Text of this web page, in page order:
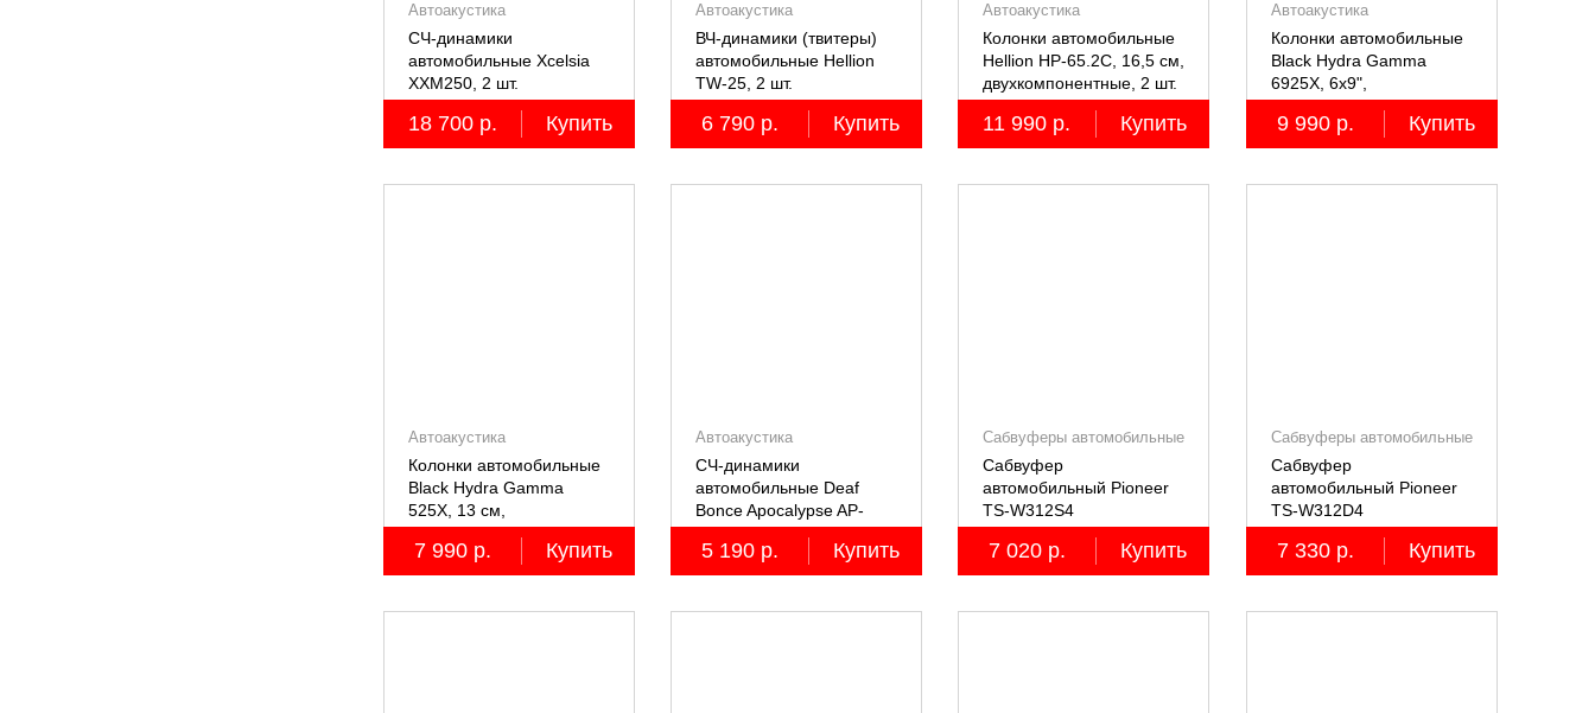
Автоакустика
СЧ-динамики
автомобильные Xcelsia
XXM250, 2 шт.
18 700 р. Купить
Автоакустика
ВЧ-динамики (твитеры)
автомобильные Hellion
TW-25, 2 шт.
6 790 р. Купить
Автоакустика
Колонки автомобильные
Hellion HP-65.2С, 16,5 см,
двухкомпонентные, 2 шт.
11 990 р. Купить
Автоакустика
Колонки автомобильные
Black Hydra Gamma
6925X, 6х9",
коаксиальные
двухполосные, 2 шт.
9 990 р. Купить
Автоакустика
Колонки автомобильные
Black Hydra Gamma
525X, 13 см,
коаксиальные
двухполосные, 2 шт.
7 990 р. Купить
Автоакустика
СЧ-динамики
автомобильные Deaf
Bonce Apocalypse AP-
M61SE PRO
5 190 р. Купить
Сабвуферы автомобильные
Сабвуфер
автомобильный Pioneer
TS-W312S4
7 020 р. Купить
Сабвуферы автомобильные
Сабвуфер
автомобильный Pioneer
TS-W312D4
7 330 р. Купить